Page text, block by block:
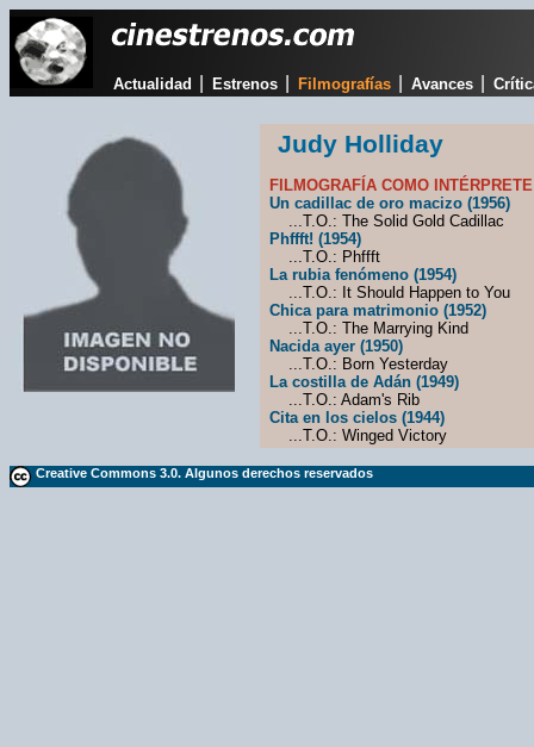
Actualidad Estrenos Filmografías Avances
Judy Holliday
FILMOGRAFÍA COMO
Un cadillac de oro macizo (1956)
...T.O.: The Solid Gold Cadillac
Phffft! (1954)
...T.O.: Phffft
La rubia fenómeno (1954)
...T.O.: It Should Happen to You
Chica para matrimonio (1952)
...T.O.: The Marrying Kind
Nacida ayer (1950)
...T.O.: Born Yesterday
La costilla de Adán (1949)
...T.O.: Adam's Rib
Cita en los cielos (1944)
...T.O.: Winged Victory
Creative Commons 3.0. Algunos derechos reservados